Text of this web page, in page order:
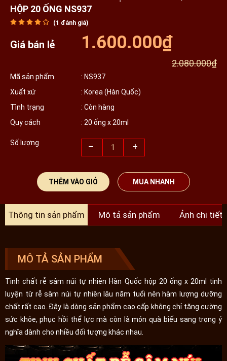
HỘP 20 ỐNG NS937
(1 đánh giá)
Giá bán lẻ 1.600.000₫
2.080.000₫
Mã sản phẩm
: NS937
Xuất xứ
: Korea (Hàn Quốc)
Tình trạng
: Còn hàng
Quy cách
: 20 ống x 20ml
Số lượng – +
THÊM VÀO GIỎ MUA NHANH
Thông tin sản phẩm Mô tả sản phẩm Ảnh chi tiết
MÔ TẢ SẢN PHẨM
Tinh chất rễ sâm núi tự nhiên Hàn Quốc hộp 20 ống x 20ml tinh
luyện từ rễ sâm núi tự nhiên lâu năm tuổi nên hàm lượng dưỡng
chất rất cao. Đây là dòng sản phẩm cao cấp không chỉ tăng cường
sức khỏe, phục hồi thể lực mà còn là món quà biếu sang trọng ý
nghĩa dành cho nhiều đối tượng khác nhau.